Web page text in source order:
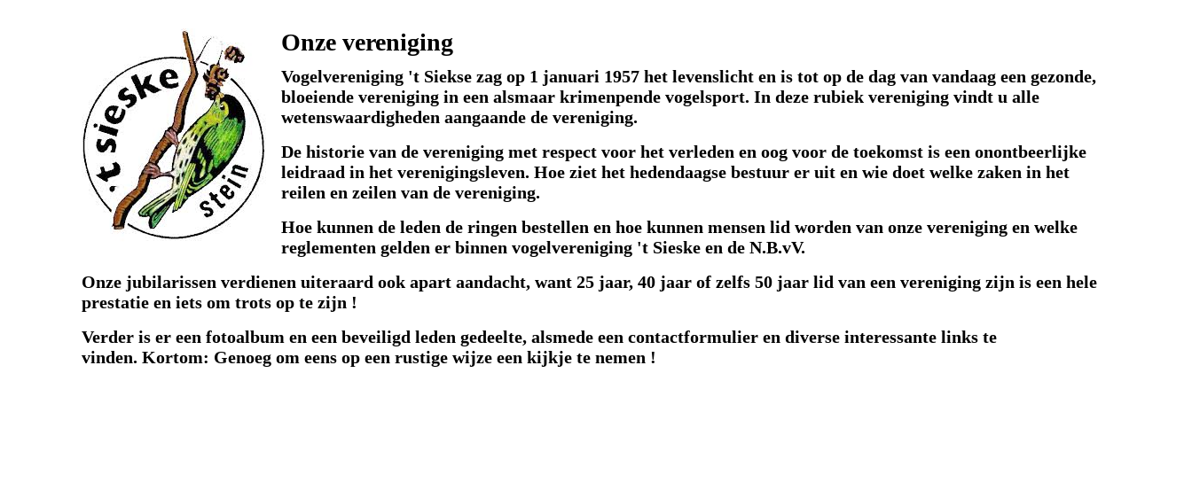
Onze vereniging
Vogelvereniging 't Siekse zag op 1 januari 1957 het levenslicht en is tot op de dag van vandaag een gezonde,
bloeiende vereniging in een alsmaar krimenpende vogelsport. In deze rubiek vereniging vindt u alle
wetenswaardigheden aangaande de vereniging.
De historie van de vereniging met respect voor het verleden en oog voor de toekomst is een onontbeerlijke
leidraad in het verenigingsleven. Hoe ziet het hedendaagse bestuur er uit en wie doet welke zaken in het
reilen en zeilen van de vereniging.
Hoe kunnen de leden de ringen bestellen en hoe kunnen mensen lid worden van onze vereniging en welke
reglementen gelden er binnen vogelvereniging 't Sieske en de N.B.vV.
Onze jubilarissen verdienen uiteraard ook apart aandacht, want 25 jaar, 40 jaar of zelfs 50 jaar lid van een vereniging zijn is een hele
prestatie en iets om trots op te zijn !
Verder is er een fotoalbum en een beveiligd leden gedeelte, alsmede een contactformulier en diverse interessante links te
vinden. Kortom: Genoeg om eens op een rustige wijze een kijkje te nemen !